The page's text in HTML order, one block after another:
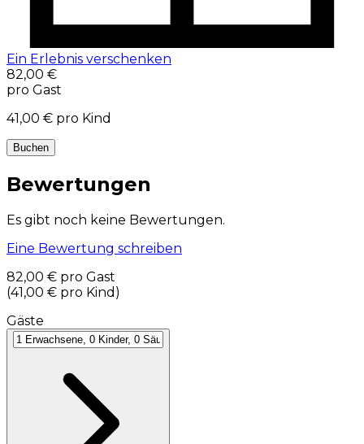
Ein Erlebnis verschenken
82,00 €
pro Gast
41,00 € pro Kind
Buchen
Bewertungen
Es gibt noch keine Bewertungen.
Eine Bewertung schreiben
82,00 € pro Gast
(41,00 € pro Kind )
Gäste